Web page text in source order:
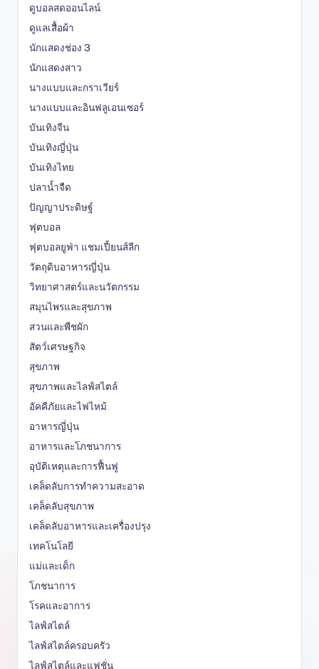
ดูบอลสดออนไลน์
ดูแลเสื้อผ้า
นักแสดงช่อง 3
นักแสดงสาว
นางแบบและกราเวียร์
นางแบบและอินฟลูเอนเซอร์
บันเทิงจีน
บันเทิงญี่ปุ่น
บันเทิงไทย
ปลาน้ำจืด
ปัญญาประดิษฐ์
ฟุตบอล
ฟุตบอลยูฟ่า แชมเปี้ยนส์ลีก
วัตถุดิบอาหารญี่ปุ่น
วิทยาศาสตร์และนวัตกรรม
สมุนไพรและสุขภาพ
สวนและพืชผัก
สัตว์เศรษฐกิจ
สุขภาพ
สุขภาพและไลฟ์สไตล์
อัคคีภัยและไฟไหม้
อาหารญี่ปุ่น
อาหารและโภชนาการ
อุบัติเหตุและการฟื้นฟู
เคล็ดลับการทำความสะอาด
เคล็ดลับสุขภาพ
เคล็ดลับอาหารและเครื่องปรุง
เทคโนโลยี
แม่และเด็ก
โภชนาการ
โรคและอาการ
ไลฟ์สไตล์
ไลฟ์สไตล์ครอบครัว
ไลฟ์สไตล์และแฟชั่น